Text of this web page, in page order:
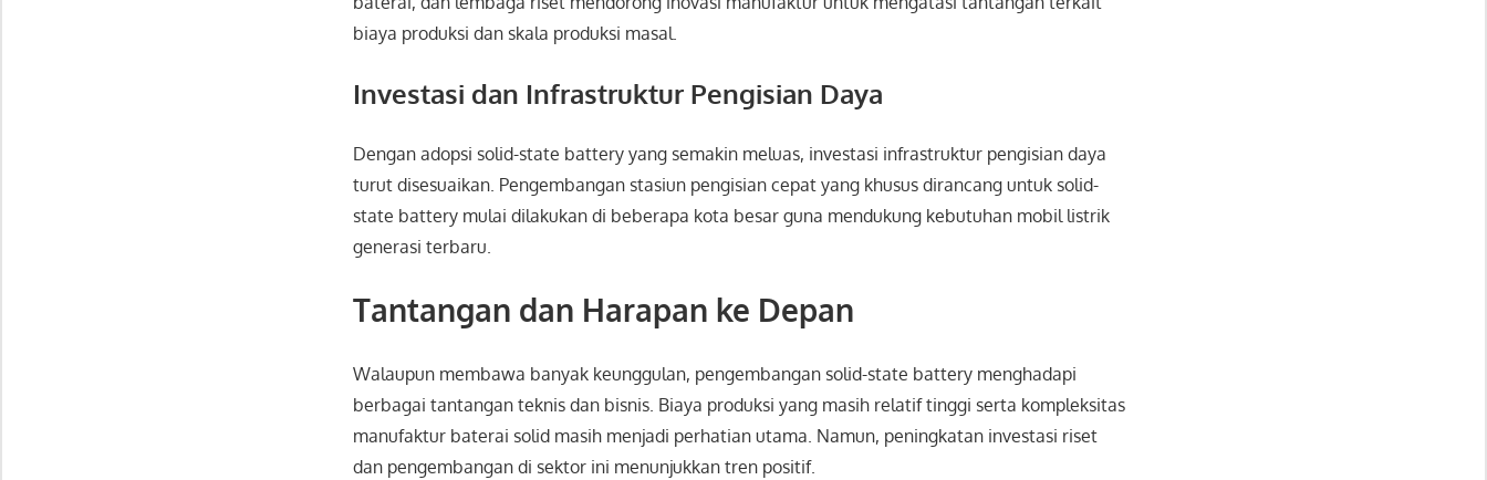
biaya produksi dan skala produksi masal.
Investasi dan Infrastruktur Pengisian Daya
Dengan adopsi solid-state battery yang semakin meluas, investasi infrastruktur pengisian daya
turut disesuaikan. Pengembangan stasiun pengisian cepat yang khusus dirancang untuk solid-
state battery mulai dilakukan di beberapa kota besar guna mendukung kebutuhan mobil listrik
generasi terbaru.
Tantangan dan Harapan ke Depan
Walaupun membawa banyak keunggulan, pengembangan solid-state battery menghadapi
berbagai tantangan teknis dan bisnis. Biaya produksi yang masih relatif tinggi serta kompleksitas
manufaktur baterai solid masih menjadi perhatian utama. Namun, peningkatan investasi riset
dan pengembangan di sektor ini menunjukkan tren positif.